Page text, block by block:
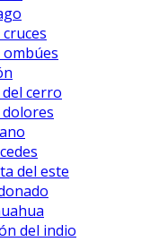
cerro
del este
del indio